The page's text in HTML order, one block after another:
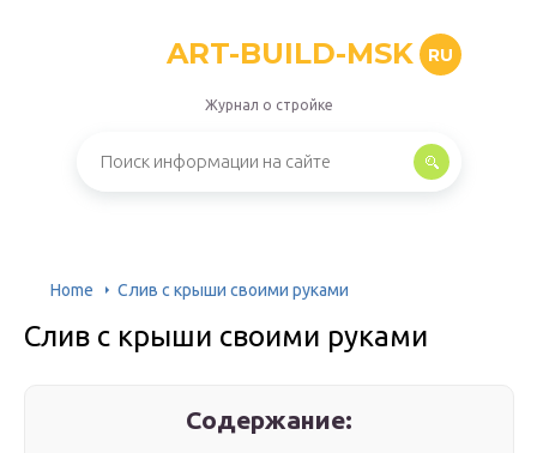
ART-BUILD-MSK RU
Журнал о стройке
Home Слив с крыши своими руками
Слив с крыши своими руками
Содержание: